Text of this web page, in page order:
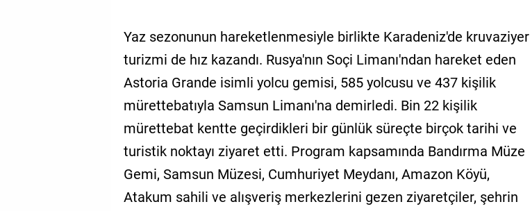
Yaz sezonunun hareketlenmesiyle birlikte Karadeniz'de kruvaziyer
turizmi de hız kazandı. Rusya'nın Soçi Limanı'ndan hareket eden
Astoria Grande isimli yolcu gemisi, 585 yolcusu ve 437 kişilik
mürettebatıyla Samsun Limanı'na demirledi. Bin 22 kişilik
mürettebat kentte geçirdikleri bir günlük süreçte birçok tarihi ve
turistik noktayı ziyaret etti. Program kapsamında Bandırma Müze
Gemi, Samsun Müzesi, Cumhuriyet Meydanı, Amazon Köyü,
Atakum sahili ve alışveriş merkezlerini gezen ziyaretçiler, şehrin